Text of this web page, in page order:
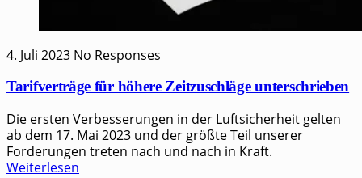
4. Juli 2023 No Responses
Tarifverträge für höhere Zeitzuschläge unterschrieben
Die ersten Verbesserungen in der Luftsicherheit gelten
ab dem 17. Mai 2023 und der größte Teil unserer
Forderungen treten nach und nach in Kraft.
Weiterlesen